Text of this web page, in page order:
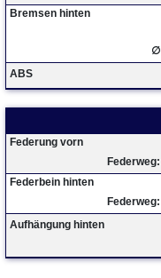
Bremsen hinten
∅
ABS
Federung vorn
Federweg:
Federbein hinten
Federweg:
Aufhängung hinten